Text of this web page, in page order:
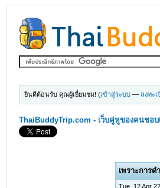
ยินดีต้อนรับ คุณผู้เยี่ยมชม! (เข้าสู่ระบบ — ลงทะ
ThaiBuddyTrip.com - เว็บคู่หูของคนชอบ
เพราะการ
Tue, 12 Apr